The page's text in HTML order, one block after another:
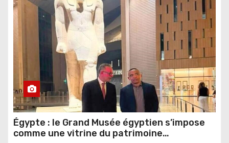
Égypte : le Grand Musée égyptien s’impose
comme une vitrine du patrimoine